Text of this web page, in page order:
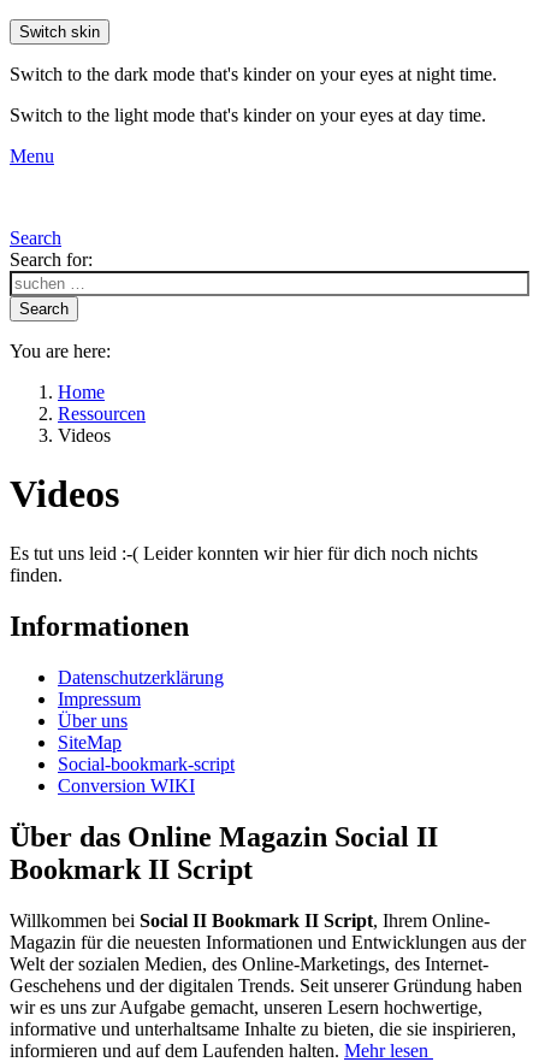
Switch skin
Switch to the dark mode that's kinder on your eyes at night time.
Switch to the light mode that's kinder on your eyes at day time.
Menu
Search
Search for:
Search
You are here:
Home
Ressourcen
Videos
Videos
Es tut uns leid :-( Leider konnten wir hier für dich noch nichts
finden.
Informationen
Datenschutzerklärung
Impressum
Über uns
SiteMap
Social-bookmark-script
Conversion WIKI
Über das Online Magazin Social II
Bookmark II Script
Willkommen bei Social II Bookmark II Script, Ihrem Online-
Magazin für die neuesten Informationen und Entwicklungen aus der
Welt der sozialen Medien, des Online-Marketings, des Internet-
Geschehens und der digitalen Trends. Seit unserer Gründung haben
wir es uns zur Aufgabe gemacht, unseren Lesern hochwertige,
informative und unterhaltsame Inhalte zu bieten, die sie inspirieren,
informieren und auf dem Laufenden halten. Mehr lesen